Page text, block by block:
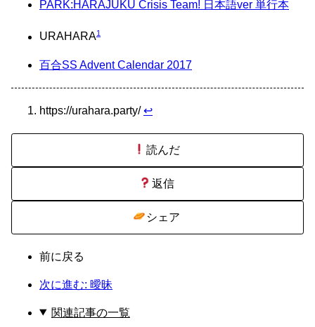
PARK:HARAJUKU Crisis Team! 日本語ver 単行本
URAHARA1
百合SS Advent Calendar 2017
https://urahara.party/↩
読んだ
返信
シェア
前に戻る
次に進む: 曖昧
関連記事の一覧